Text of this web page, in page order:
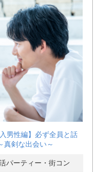
男性編】必ず全員と話
剣な出会い～
パーティー・街コン